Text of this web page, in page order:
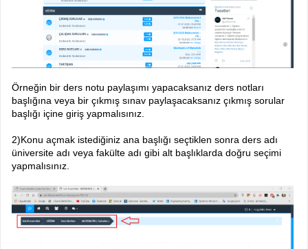
Örneğin bir ders notu paylaşımı yapacaksanız ders notları
başlığına veya bir çıkmış sınav paylaşacaksanız çıkmış sorular
başlığı içine giriş yapmalısınız.
2)Konu açmak istediğiniz ana başlığı seçtiklen sonra ders adı
üniversite adı veya fakülte adı gibi alt başlıklarda doğru seçimi
yapmalısınız.